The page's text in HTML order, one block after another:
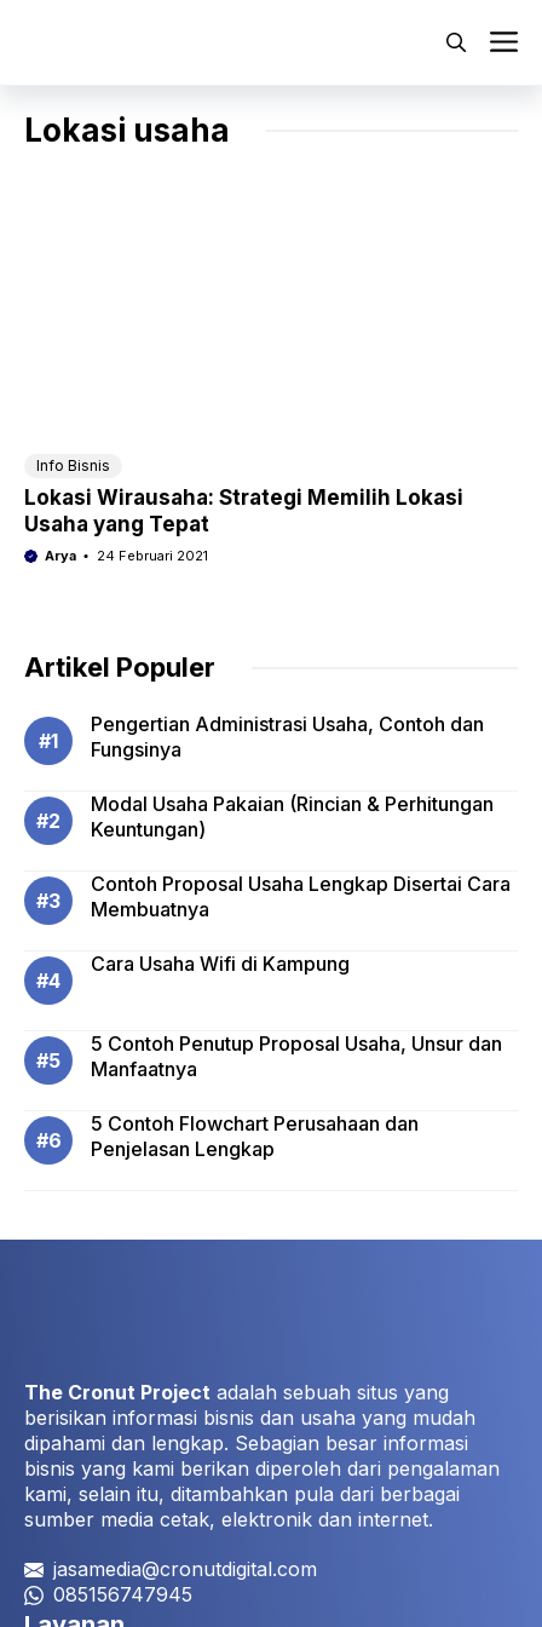
Lokasi usaha
Info Bisnis
Lokasi Wirausaha: Strategi Memilih Lokasi
Usaha yang Tepat
Arya 24 Februari 2021
Artikel Populer
Pengertian Administrasi Usaha, Contoh dan
Fungsinya
Modal Usaha Pakaian (Rincian & Perhitungan
Keuntungan)
Contoh Proposal Usaha Lengkap Disertai Cara
Membuatnya
Cara Usaha Wifi di Kampung
5 Contoh Penutup Proposal Usaha, Unsur dan
Manfaatnya
5 Contoh Flowchart Perusahaan dan
Penjelasan Lengkap
The Cronut Project adalah sebuah situs yang
berisikan informasi bisnis dan usaha yang mudah
dipahami dan lengkap. Sebagian besar informasi
bisnis yang kami berikan diperoleh dari pengalaman
kami, selain itu, ditambahkan pula dari berbagai
sumber media cetak, elektronik dan internet.
jasamedia@cronutdigital.com
085156747945